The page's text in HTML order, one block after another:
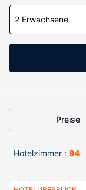
2 Erwachsene
Preise
Hotelzimmer : 94